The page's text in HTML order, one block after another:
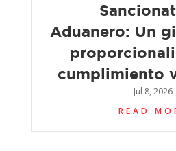
Aduanero: Un
cumplimiento
Jul 8, 2026
READ